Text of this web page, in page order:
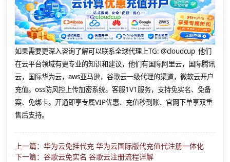
如果需要更深入咨询了解可以联系全球代理上TG: @cloudcup 他们
在云平台领域有更专业的知识和建议，他们有国际阿里云，国际腾讯
云，国际华为云，aws亚马逊，谷歌云一级代理的渠道，微软云开户
充值。oss防风控上传加密系统。客服1V1服务，支持免实名、免备
案、免绑卡。开通即享专属VIP优惠、充值秒到账、官网下单享双重
售后支持。
上一篇：华为云免挂代充 华为云国际版代充值代注册一体化
下一篇：谷歌云免实名 谷歌云注册流程详解